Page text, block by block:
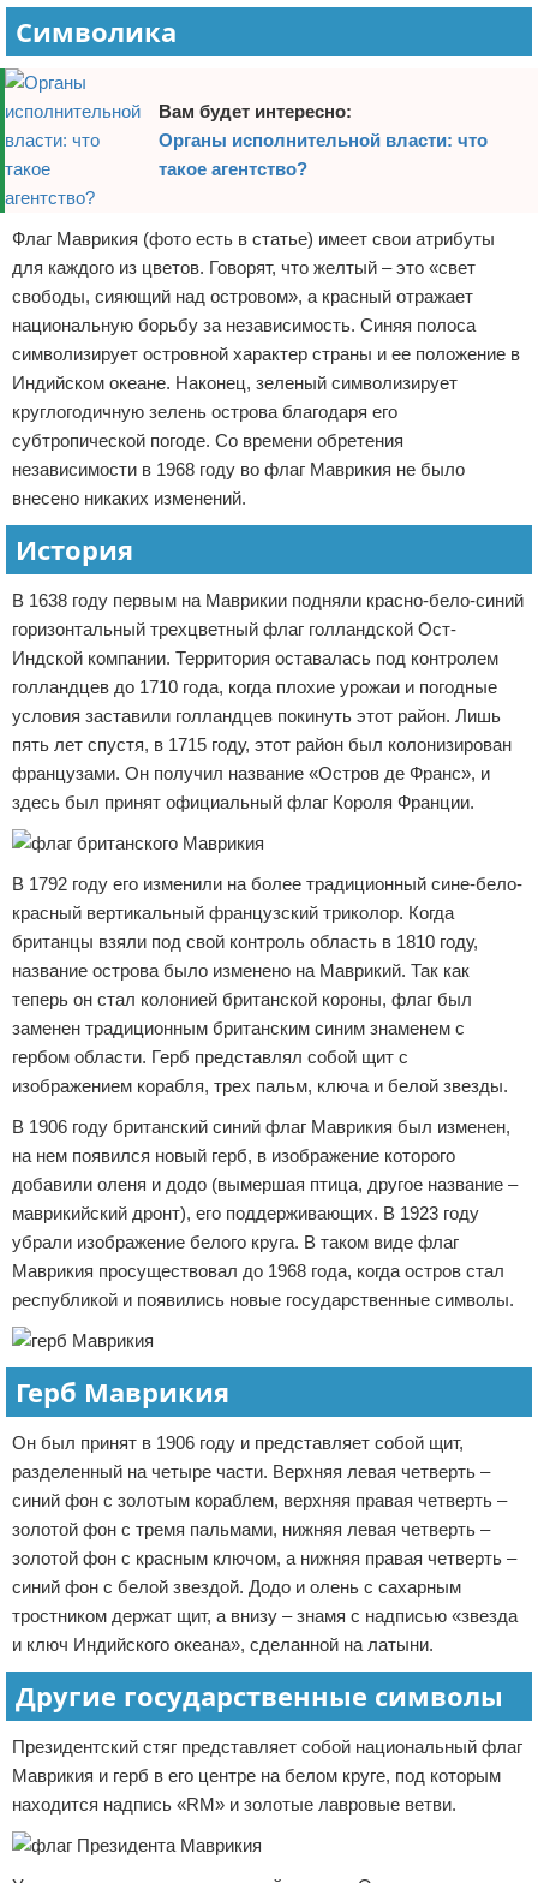
Символика
Вам будет интересно:
Органы исполнительной власти: что
такое агентство?
Флаг Маврикия (фото есть в статье) имеет свои атрибуты
для каждого из цветов. Говорят, что желтый – это «свет
свободы, сияющий над островом», а красный отражает
национальную борьбу за независимость. Синяя полоса
символизирует островной характер страны и ее положение в
Индийском океане. Наконец, зеленый символизирует
круглогодичную зелень острова благодаря его
субтропической погоде. Со времени обретения
независимости в 1968 году во флаг Маврикия не было
внесено никаких изменений.
История
В 1638 году первым на Маврикии подняли красно-бело-синий
горизонтальный трехцветный флаг голландской Ост-
Индской компании. Территория оставалась под контролем
голландцев до 1710 года, когда плохие урожаи и погодные
условия заставили голландцев покинуть этот район. Лишь
пять лет спустя, в 1715 году, этот район был колонизирован
французами. Он получил название «Остров де Франс», и
здесь был принят официальный флаг Короля Франции.
В 1792 году его изменили на более традиционный сине-бело-
красный вертикальный французский триколор. Когда
британцы взяли под свой контроль область в 1810 году,
название острова было изменено на Маврикий. Так как
теперь он стал колонией британской короны, флаг был
заменен традиционным британским синим знаменем с
гербом области. Герб представлял собой щит с
изображением корабля, трех пальм, ключа и белой звезды.
В 1906 году британский синий флаг Маврикия был изменен,
на нем появился новый герб, в изображение которого
добавили оленя и додо (вымершая птица, другое название –
маврикийский дронт), его поддерживающих. В 1923 году
убрали изображение белого круга. В таком виде флаг
Маврикия просуществовал до 1968 года, когда остров стал
республикой и появились новые государственные символы.
Герб Маврикия
Он был принят в 1906 году и представляет собой щит,
разделенный на четыре части. Верхняя левая четверть –
синий фон с золотым кораблем, верхняя правая четверть –
золотой фон с тремя пальмами, нижняя левая четверть –
золотой фон с красным ключом, а нижняя правая четверть –
синий фон с белой звездой. Додо и олень с сахарным
тростником держат щит, а внизу – знамя с надписью «звезда
и ключ Индийского океана», сделанной на латыни.
Другие государственные символы
Президентский стяг представляет собой национальный флаг
Маврикия и герб в его центре на белом круге, под которым
находится надпись «RM» и золотые лавровые ветви.